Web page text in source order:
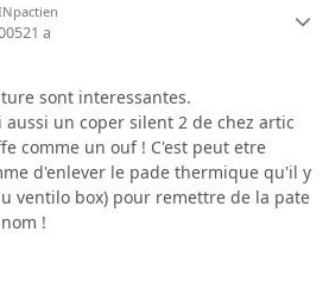
21 a
sont interessantes.
aussi un coper silent 2 de chez artic
comme un ouf ! C'est peut etre
d'enlever le pade thermique qu'il y
ventilo box) pour remettre de la pate
!